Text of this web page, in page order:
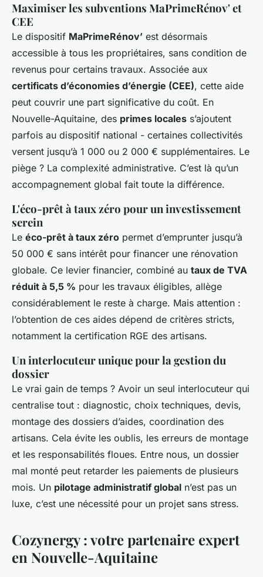
Maximiser les subventions MaPrimeRénov' et
CEE
Le dispositif MaPrimeRénov’ est désormais
accessible à tous les propriétaires, sans condition de
revenus pour certains travaux. Associée aux
certificats d’économies d’énergie (CEE), cette aide
peut couvrir une part significative du coût. En
Nouvelle-Aquitaine, des primes locales s’ajoutent
parfois au dispositif national - certaines collectivités
versent jusqu’à 1 000 ou 2 000 € supplémentaires. Le
piège ? La complexité administrative. C’est là qu’un
accompagnement global fait toute la différence.
L'éco-prêt à taux zéro pour un investissement
serein
Le éco-prêt à taux zéro permet d’emprunter jusqu’à
50 000 € sans intérêt pour financer une rénovation
globale. Ce levier financier, combiné au taux de TVA
réduit à 5,5 % pour les travaux éligibles, allège
considérablement le reste à charge. Mais attention :
l’obtention de ces aides dépend de critères stricts,
notamment la certification RGE des artisans.
Un interlocuteur unique pour la gestion du
dossier
Le vrai gain de temps ? Avoir un seul interlocuteur qui
centralise tout : diagnostic, choix techniques, devis,
montage des dossiers d’aides, coordination des
artisans. Cela évite les oublis, les erreurs de montage
et les responsabilités floues. Entre nous, un dossier
mal monté peut retarder les paiements de plusieurs
mois. Un pilotage administratif global n’est pas un
luxe, c’est une nécessité pour un projet sans stress.
Cozynergy : votre partenaire expert
en Nouvelle-Aquitaine